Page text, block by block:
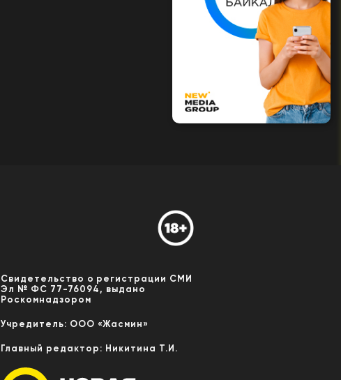
Свидетельство о регистрации СМИ
Эл № ФС 77-76094, выдано
Роскомнадзором
Учредитель: ООО «Жасмин»
Главный редактор: Никитина Т.И.